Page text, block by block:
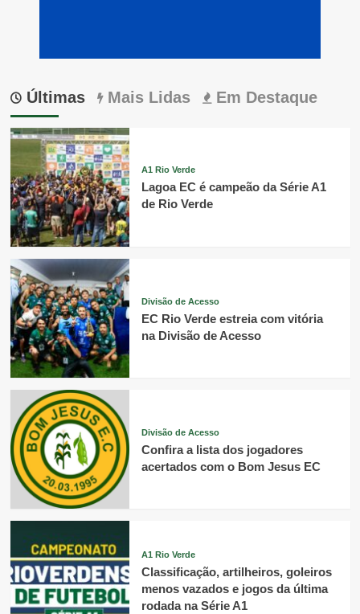
Últimas Mais Lidas Em Destaque
A1 Rio Verde
Lagoa EC é campeão da Série A1
de Rio Verde
Divisão de Acesso
EC Rio Verde estreia com vitória
na Divisão de Acesso
Divisão de Acesso
Confira a lista dos jogadores
acertados com o Bom Jesus EC
A1 Rio Verde
Classificação, artilheiros, goleiros
menos vazados e jogos da última
rodada na Série A1